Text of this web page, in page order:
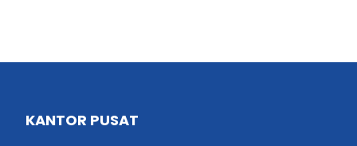
KANTOR PUSAT